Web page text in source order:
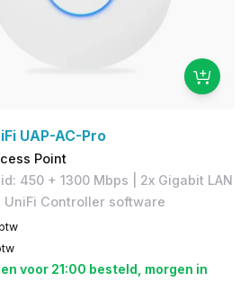
UAP-AC-Pro
Point
450 + 1300 Mbps | 2x Gigabit LAN
UniFi Controller software
voor 21:00 besteld, morgen in